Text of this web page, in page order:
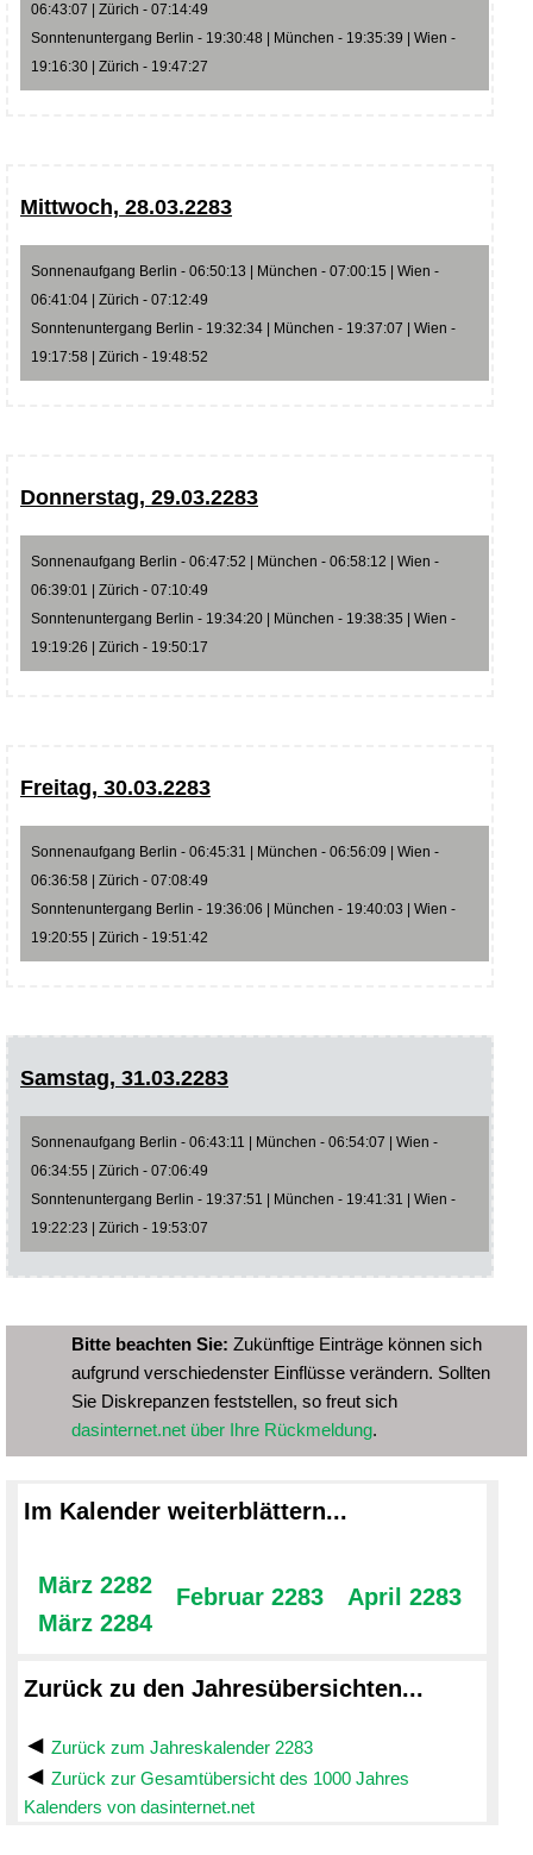
06:43:07 | Zürich - 07:14:49
Sonntenuntergang Berlin - 19:30:48 | München - 19:35:39 | Wien -
19:16:30 | Zürich - 19:47:27
Mittwoch, 28.03.2283
Sonnenaufgang Berlin - 06:50:13 | München - 07:00:15 | Wien -
06:41:04 | Zürich - 07:12:49
Sonntenuntergang Berlin - 19:32:34 | München - 19:37:07 | Wien -
19:17:58 | Zürich - 19:48:52
Donnerstag, 29.03.2283
Sonnenaufgang Berlin - 06:47:52 | München - 06:58:12 | Wien -
06:39:01 | Zürich - 07:10:49
Sonntenuntergang Berlin - 19:34:20 | München - 19:38:35 | Wien -
19:19:26 | Zürich - 19:50:17
Freitag, 30.03.2283
Sonnenaufgang Berlin - 06:45:31 | München - 06:56:09 | Wien -
06:36:58 | Zürich - 07:08:49
Sonntenuntergang Berlin - 19:36:06 | München - 19:40:03 | Wien -
19:20:55 | Zürich - 19:51:42
Samstag, 31.03.2283
Sonnenaufgang Berlin - 06:43:11 | München - 06:54:07 | Wien -
06:34:55 | Zürich - 07:06:49
Sonntenuntergang Berlin - 19:37:51 | München - 19:41:31 | Wien -
19:22:23 | Zürich - 19:53:07
Bitte beachten Sie: Zukünftige Einträge können sich
aufgrund verschiedenster Einflüsse verändern. Sollten
Sie Diskrepanzen feststellen, so freut sich
dasinternet.net über Ihre Rückmeldung.
Im Kalender weiterblättern...
März 2282
März 2284
Februar 2283 April 2283
Zurück zu den Jahresübersichten...
Zurück zum Jahreskalender 2283
Zurück zur Gesamtübersicht des 1000 Jahres
Kalenders von dasinternet.net